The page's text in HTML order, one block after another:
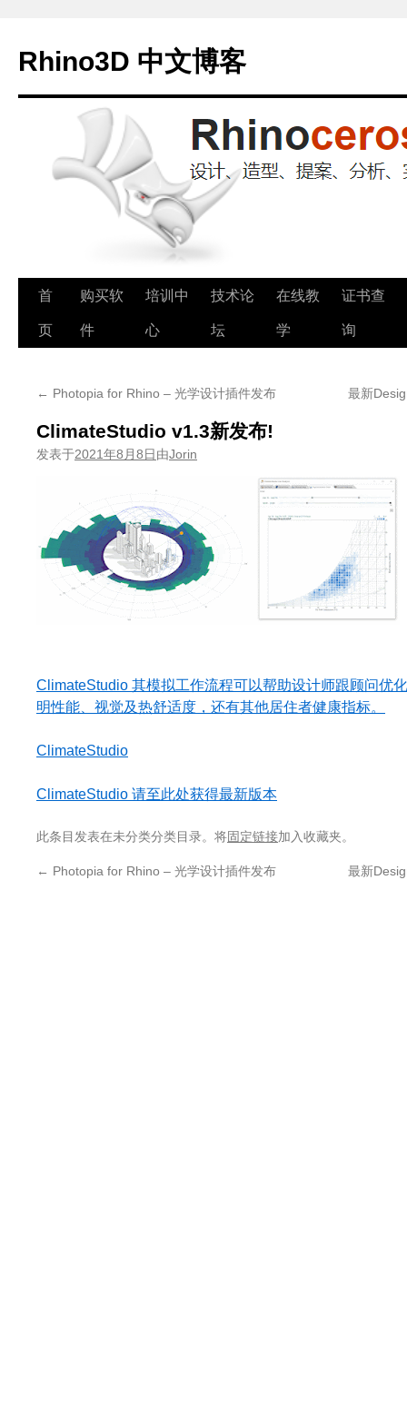
Rhino3D 中文博客
跳
至
首
页
购买软
件
培训中
心
技术论
坛
在线教
学
证书查
询
← Photopia for Rhino – 光学设计插件发布 最新
ClimateStudio v1.3新发布!
发表于2021年8月8日由Jorin
ClimateStudio 其模拟工作流程可以帮助设计师跟顾问优
明性能、视觉及热舒适度，还有其他居住者健康指标。
ClimateStudio
ClimateStudio 请至此处获得最新版本
此条目发表在未分类分类目录。将固定链接加入收藏夹。
← Photopia for Rhino – 光学设计插件发布 最新